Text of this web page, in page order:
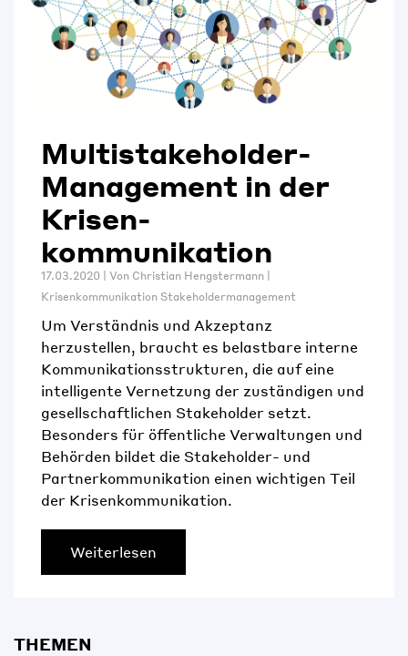
Multistake­holder-
Management in der
Krisen­
kommunikation
17.03.2020 | Von Christian Hengstermann
Krisenkommunikation Stakeholdermanagement
Um Verständnis und Akzeptanz
herzustellen, braucht es belastbare interne
Kommunikationsstrukturen, die auf eine
intelligente Vernetzung der zuständigen und
gesellschaftlichen Stakeholder setzt.
Besonders für öffentliche Verwaltungen und
Behörden bildet die Stakeholder- und
Partnerkommunikation einen wichtigen Teil
der Krisenkommunikation.
Weiterlesen
THEMEN